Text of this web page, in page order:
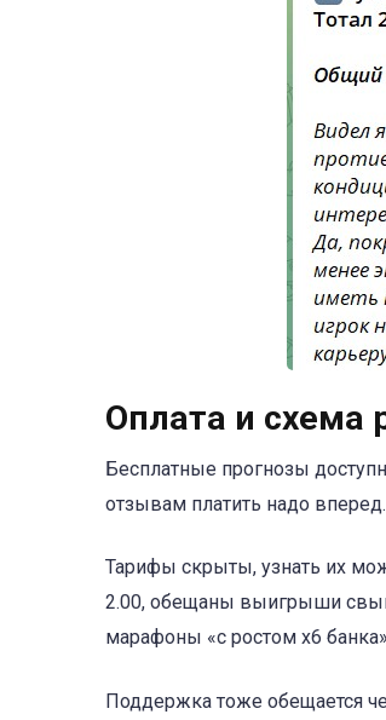
Оплата и схема
Бесплатные прогнозы
отзывам платить надо вперед.
Тарифы скрыты, узнать их
2.00, обещаны выигрыши
марафоны «с ростом х6
Поддержка тоже обещается